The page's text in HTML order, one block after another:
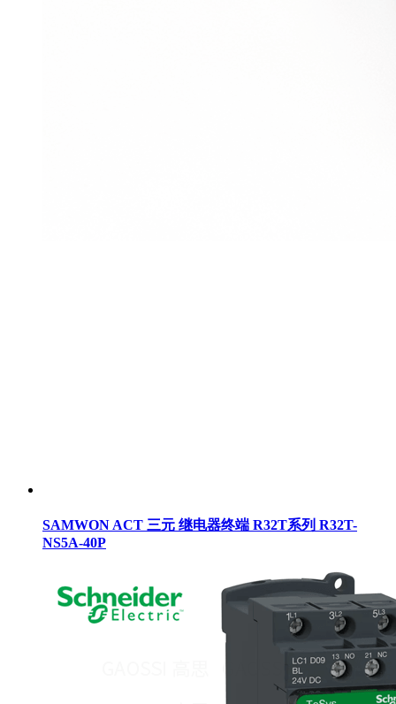
SAMWON ACT 三元 继电器终端 R32T系列 R32T-
NS5A-40P